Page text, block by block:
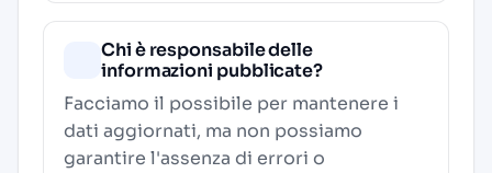
Chi è responsabile delle
informazioni pubblicate?
Facciamo il possibile per mantenere i
dati aggiornati, ma non possiamo
garantire l'assenza di errori o